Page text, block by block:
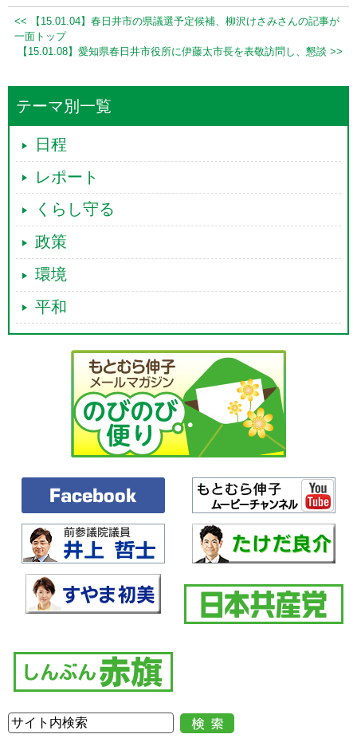
<< 【15.01.04】春日井市の県議選予定候補、柳沢けさみさんの記事が
一面トップ
【15.01.08】愛知県春日井市役所に伊藤太市長を表敬訪問し、懇談 >>
テーマ別一覧
日程
レポート
くらし守る
政策
環境
平和